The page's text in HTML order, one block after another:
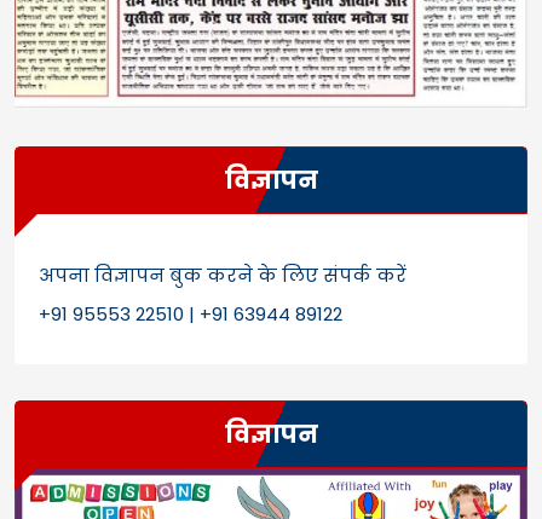
विज्ञापन
अपना विज्ञापन बुक करने के लिए संपर्क करें
+91 95553 22510 | +91 63944 89122
विज्ञापन